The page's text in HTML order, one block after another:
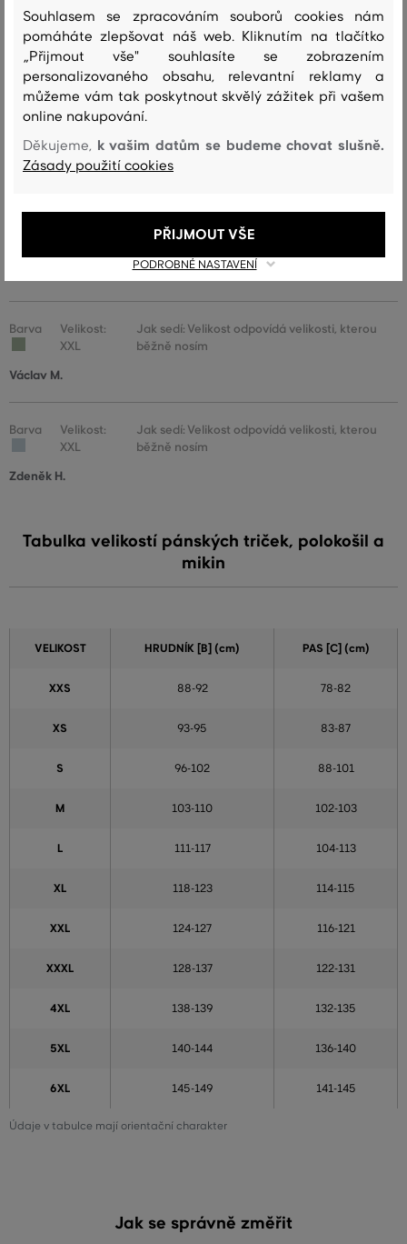
Barva
Velikost:
L
Jak sedí: Velikost odpovídá velikosti, kterou
běžně nosím
Jana B.
Barva
Velikost:
4XL
běžně nosím
Barbora P.
Jak sedí: Velikost odpovídá velikosti, kterou
běžně nosím
Barva
Velikost:
XXL
Jak sedí: Velikost odpovídá velikosti, kterou
běžně nosím
Václav M.
Barva
Velikost:
XXL
Jak sedí: Velikost odpovídá velikosti, kterou
běžně nosím
Zdeněk H.
Tabulka velikostí pánských triček, polokošil a
mikin
Údaje v tabulce mají orientační charakter
VELIKOST HRUDNÍK [B] (cm) PAS [C] (cm)
XXS 88-92 78-82
XS 93-95 83-87
S 96-102 88-101
M 103-110 102-103
L 111-117 104-113
XL 118-123 114-115
XXL 124-127 116-121
XXXL 128-137 122-131
4XL 138-139 132-135
5XL 140-144 136-140
6XL 145-149 141-145
Jak se správně změřit
Souhlasem se zpracováním souborů cookies nám
pomáháte zlepšovat náš web. Kliknutím na tlačítko
„Přijmout vše" souhlasíte se zobrazením
personalizovaného obsahu, relevantní reklamy a
můžeme vám tak poskytnout skvělý zážitek při vašem
online nakupování.
Děkujeme, k vašim datům se budeme chovat slušně.
Zásady použití cookies
PODROBNÉ NASTAVENÍ
PŘIJMOUT VŠE